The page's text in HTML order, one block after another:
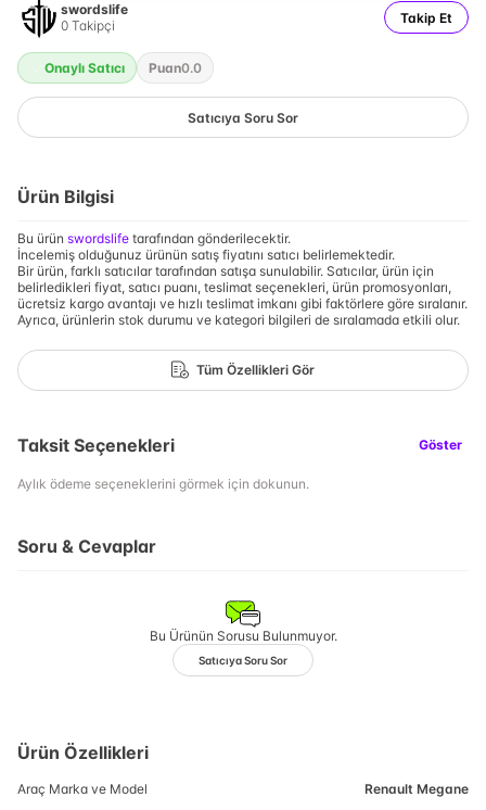
swordslife
0 Takipçi Takip Et
Onaylı Satıcı Puan0.0
Satıcıya Soru Sor
Ürün Bilgisi
Bu ürün swordslife tarafından gönderilecektir.
İncelemiş olduğunuz ürünün satış fiyatını satıcı belirlemektedir.
Bir ürün, farklı satıcılar tarafından satışa sunulabilir. Satıcılar, ürün için
belirledikleri fiyat, satıcı puanı, teslimat seçenekleri, ürün promosyonları,
ücretsiz kargo avantajı ve hızlı teslimat imkanı gibi faktörlere göre sıralanır.
Ayrıca, ürünlerin stok durumu ve kategori bilgileri de sıralamada etkili olur.
Tüm Özellikleri Gör
Taksit Seçenekleri Göster
Aylık ödeme seçeneklerini görmek için dokunun.
Soru & Cevaplar
Bu Ürünün Sorusu Bulunmuyor.
Satıcıya Soru Sor
Ürün Özellikleri
Araç Marka ve Model Renault Megane